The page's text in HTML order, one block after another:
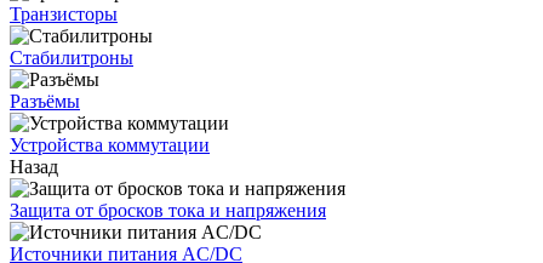
Транзисторы
Стабилитроны
Разъёмы
Устройства коммутации
Назад
Защита от бросков тока и напряжения
Источники питания AC/DC